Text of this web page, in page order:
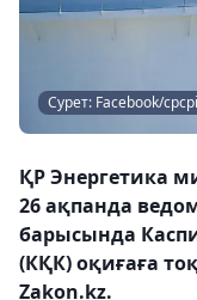
Сурет: Facebook/
ҚР Энергетика
26 ақпанда
барысында
(КҚК) оқиғаға
Zakon.kz.